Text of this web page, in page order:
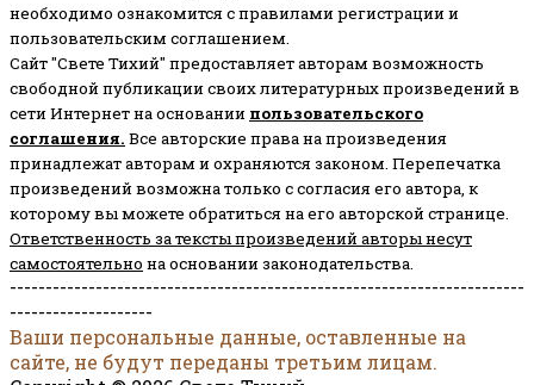
необходимо ознакомится с правилами регистрации и
пользовательским соглашением.
Сайт "Свете Тихий" предоставляет авторам возможность
свободной публикации своих литературных произведений в
сети Интернет на основании пользовательского
соглашения. Все авторские права на произведения
принадлежат авторам и охраняются законом. Перепечатка
произведений возможна только с согласия его автора, к
которому вы можете обратиться на его авторской странице.
Ответственность за тексты произведений авторы несут
самостоятельно на основании законодательства.
------------------------------------------------------------------------
--------------------
Ваши персональные данные, оставленные на
сайте, не будут переданы третьим лицам.